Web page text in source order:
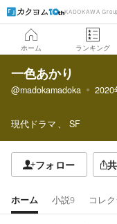
KADOKAWA
ホーム ランキング
一色あかり
@madokamadoka 2020
現代ドラマ SF
フォロー
ホーム 小説9 コレ